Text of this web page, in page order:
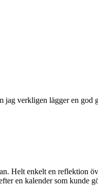
jag verkligen lägger en god
Helt enkelt en reflektion
en kalender som kunde